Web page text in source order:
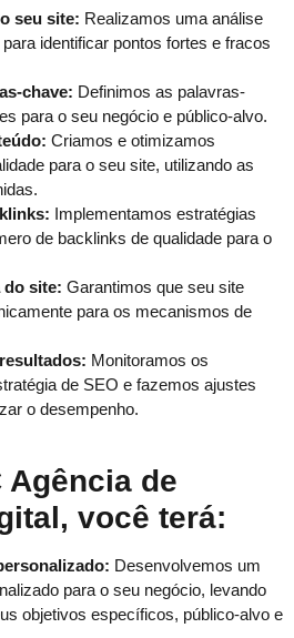
seu site: Realizamos uma análise
identificar pontos fortes e fracos
chave: Definimos as palavras-
para o seu negócio e público-alvo.
Criamos e otimizamos
para o seu site, utilizando as
Implementamos estratégias
de backlinks de qualidade para o
do site: Garantimos que seu site
para os mecanismos de
Monitoramos os
de SEO e fazemos ajustes
o desempenho.
Agência de
você terá:
Desenvolvemos um
para o seu negócio, levando
objetivos específicos, público-alvo e